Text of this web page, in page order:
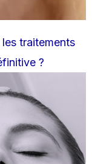
traitements
?